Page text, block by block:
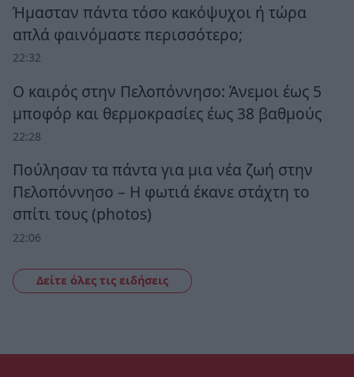
Ήμασταν πάντα τόσο κακόψυχοι ή τώρα
απλά φαινόμαστε περισσότερο;
22:32
Ο καιρός στην Πελοπόννησο: Άνεμοι έως 5
μποφόρ και θερμοκρασίες έως 38 βαθμούς
22:28
Πούλησαν τα πάντα για μια νέα ζωή στην
Πελοπόννησο – Η φωτιά έκανε στάχτη το
σπίτι τους (photos)
22:06
Δείτε όλες τις ειδήσεις